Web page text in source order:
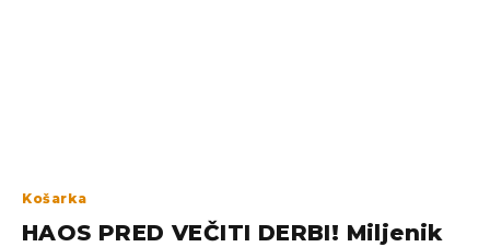
Košarka
HAOS PRED VEČITI DERBI! Miljenik